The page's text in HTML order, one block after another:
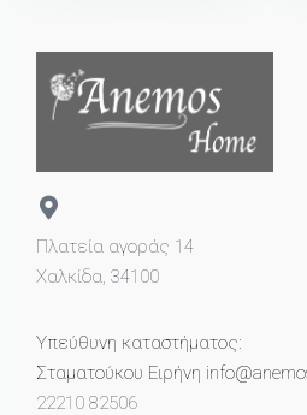
Πλατεία αγοράς 14
Χαλκίδα, 34100
Υπεύθυνη καταστήματος:
Σταματούκου Ειρήνη
22210 82506